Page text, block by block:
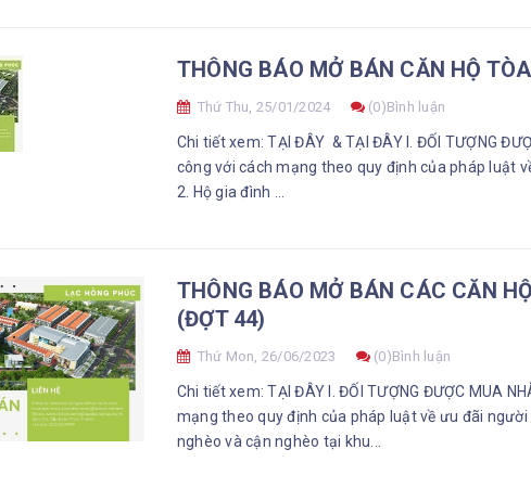
THÔNG BÁO MỞ BÁN CĂN HỘ
Thứ Thu, 25/01/2024 (0)Bình luận
Chi tiết xem: TẠI ĐÂY & TẠI ĐÂY I. ĐỐI TƯỢNG
công với cách mạng theo quy định của pháp luật
2. Hộ gia đình ...
THÔNG BÁO MỞ BÁN CÁC CĂN
(ĐỢT 44)
Thứ Mon, 26/06/2023 (0)Bình luận
Chi tiết xem: TẠI ĐÂY I. ĐỐI TƯỢNG ĐƯỢC MUA
mạng theo quy định của pháp luật về ưu đãi
nghèo và cận nghèo tại khu...